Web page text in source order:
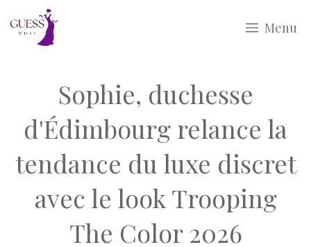
Menu
Sophie, duchesse
d'Édimbourg relance la
tendance du luxe discret
avec le look Trooping
The Color 2026